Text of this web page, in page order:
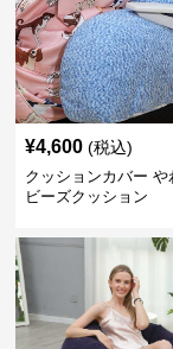
¥4,600 (税込)
クッションカバー や
ビーズクッション